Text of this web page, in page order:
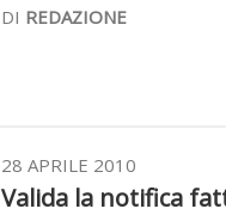
DI REDAZIONE
28 APRILE 2010
Valida la notifica